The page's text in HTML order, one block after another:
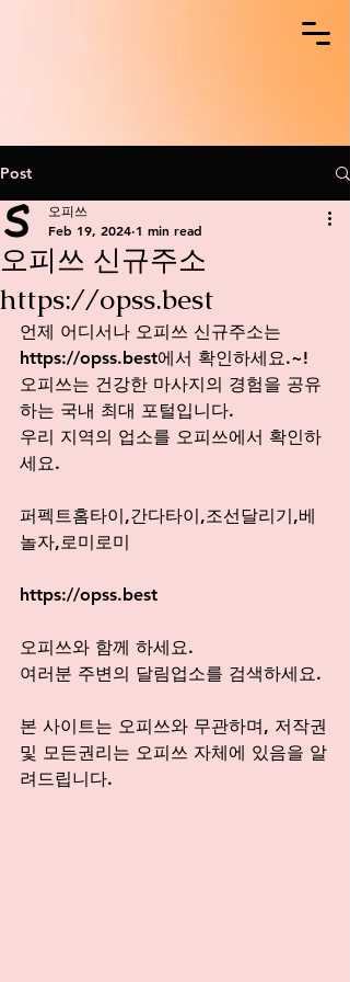
오피쓰
Post
오피쓰 신규주소
https://opss.best
오피쓰
Feb 19, 2024 1 min read
언제 어디서나 오피쓰 신규주소는
https://opss.best에서 확인하세요.~!
오피쓰는 건강한 마사지의 경험을 공유
하는 국내 최대 포털입니다.
우리 지역의 업소를 오피쓰에서 확인하
세요.
퍼펙트홈타이,간다타이,조선달리기,베
놀자,로미로미
https://opss.best
오피쓰와 함께 하세요.
여러분 주변의 달림업소를 검색하세요.
본 사이트는 오피쓰와 무관하며, 저작권
및 모든권리는 오피쓰 자체에 있음을 알
려드립니다.